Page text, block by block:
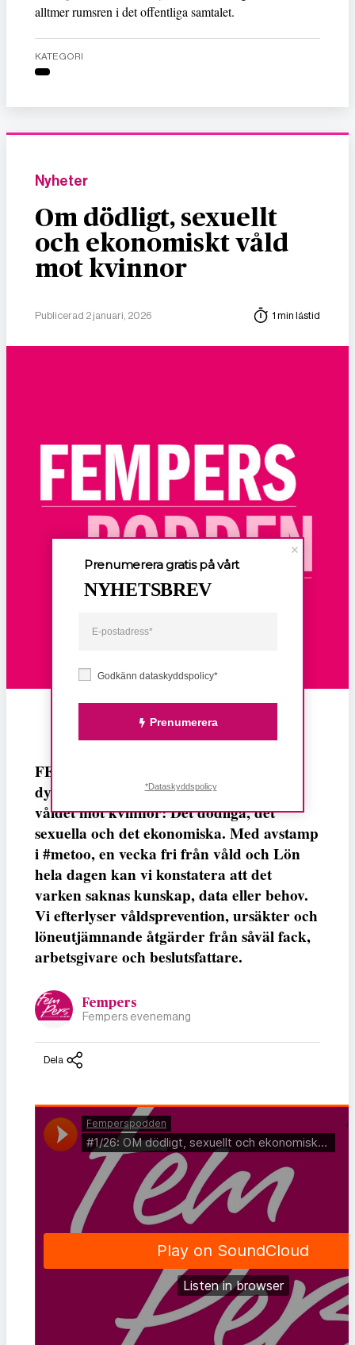
alltmer rumsren i det offentliga samtalet.
KATEGORI
Nyheter
Om dödligt, sexuellt
och ekonomiskt våld
mot kvinnor
Publicerad 2 januari, 2026 1 min lästid
FEMPERSPODDEN: I årets första podd
dyker vi ner i det ständigt lika aktuella
våldet mot kvinnor: Det dödliga, det
sexuella och det ekonomiska. Med avstamp
i #metoo, en vecka fri från våld och Lön
hela dagen kan vi konstatera att det
varken saknas kunskap, data eller behov.
Vi efterlyser våldsprevention, ursäkter och
löneutjämnande åtgärder från såväl fack,
arbetsgivare och beslutsfattare.
Fempers
Fempers evenemang
Dela
Godkänn dataskyddspolicy*
Prenumerera
Prenumerera gratis på vårt
NYHETSBREV
*Dataskyddspolicy